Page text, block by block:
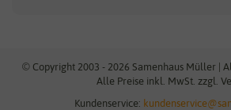
Maissamen
© Copyright 2003 - 2026 Samenhaus Müller |
Alle Preise inkl. MwSt. zzgl.
Kundenservice: